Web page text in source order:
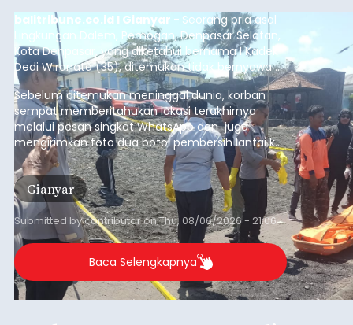
balitribune.co.id I Gianyar - Seorang pria asal
Lingkungan Dalem, Pemogan, Denpasar Selatan,
Kota Denpasar, yang diketahui bernama I Kadek
Dedi Wiranata (35), ditemukan tidak bernyawa di
pesisir Pantai Purnama, Sukawati.
Sebelum ditemukan meninggal dunia, korban
sempat memberitahukan lokasi terakhirnya
melalui pesan singkat WhatsApp dan juga
mengirimkan foto dua botol pembersih lantai ke
istrinya.
Gianyar
Submitted bycontributoronThu, 08/06/2026 - 21:06
Baca Selengkapnya